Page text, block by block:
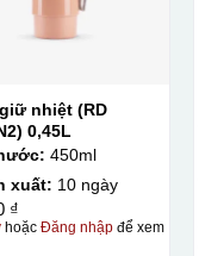
nhiệt (RD
0,45L
450ml
xuất: 10 ngày
₫
hoặc Đăng nhậpđể xem